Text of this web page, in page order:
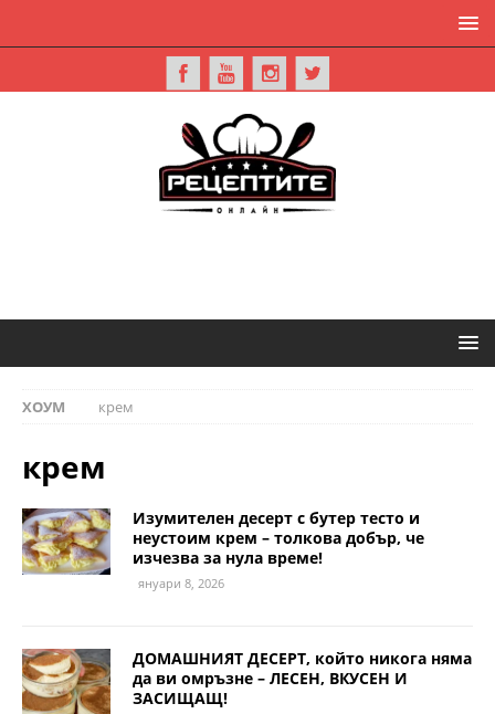
ХОУМ крем
крем
Изумителен десерт с бутер тесто и
неустоим крем – толкова добър, че
изчезва за нула време!
януари 8, 2026
ДОМАШНИЯТ ДЕСЕРТ, който никога няма
да ви омръзне – ЛЕСЕН, ВКУСЕН И
ЗАСИЩАЩ!